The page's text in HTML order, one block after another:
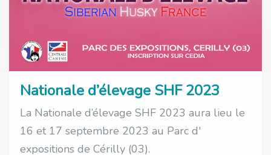
Nationale d’élevage SHF 2023
La Nationale d’élevage SHF 2023 aura lieu le
16 et 17 septembre 2023 au Parc d'
expositions de Cérilly (03).